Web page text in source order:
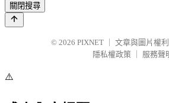
關閉搜尋
© 2026 PIXNET
文章與圖片權
隱私權政策
服務聲
⚠️